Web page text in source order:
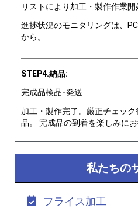
リストにより加工・製作作業開
進捗状況のモニタリングは、
から。
STEP4.納品:
完成品検品･発送
加工・製作完了。厳正チェッ
品。 完成品の到着を楽しみにお
私たちの
フライス加工